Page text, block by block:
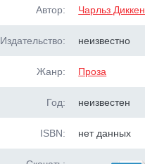
Автор: Чарльз
Издательство: неизвестно
Жанр: Проза
Год: неизвестен
ISBN: нет данных